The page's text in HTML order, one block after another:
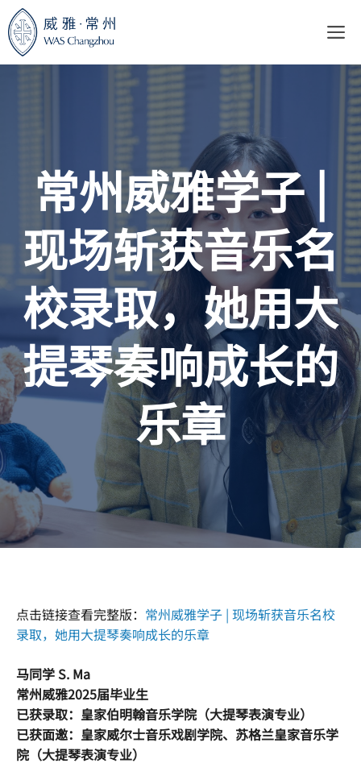
至
内
容
菜
单
常州威雅学子 |
现场斩获音乐名
校录取，她用大
提琴奏响成长的
乐章
点击链接查看完整版： 常州威雅学子 | 现场斩获音乐名校
录取，她用大提琴奏响成长的乐章
马同学 S. Ma
常州威雅2025届毕业生
已获录取：皇家伯明翰音乐学院（大提琴表演专业）
已获面邀：皇家威尔士音乐戏剧学院、苏格兰皇家音乐学
院（大提琴表演专业）